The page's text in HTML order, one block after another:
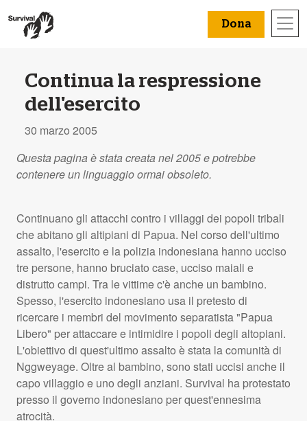
Dona
Continua la respressione
dell'esercito
30 marzo 2005
Questa pagina è stata creata nel 2005 e potrebbe
contenere un linguaggio ormai obsoleto.
Continuano gli attacchi contro i villaggi dei popoli tribali
che abitano gli altipiani di Papua. Nel corso dell'ultimo
assalto, l'esercito e la polizia indonesiana hanno ucciso
tre persone, hanno bruciato case, ucciso maiali e
distrutto campi. Tra le vittime c'è anche un bambino.
Spesso, l'esercito indonesiano usa il pretesto di
ricercare i membri del movimento separatista "Papua
Libero" per attaccare e intimidire i popoli degli altopiani.
L'obiettivo di quest'ultimo assalto è stata la comunità di
Nggweyage. Oltre al bambino, sono stati uccisi anche il
capo villaggio e uno degli anziani. Survival ha protestato
presso il governo indonesiano per quest'ennesima
atrocità.